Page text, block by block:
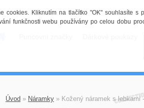
Kliknutím na tlačítko "OK" souhlasíte s
funkčnosti webu používány po celou dobu
Úvod » Náramky » Kožený náramek s lebkami